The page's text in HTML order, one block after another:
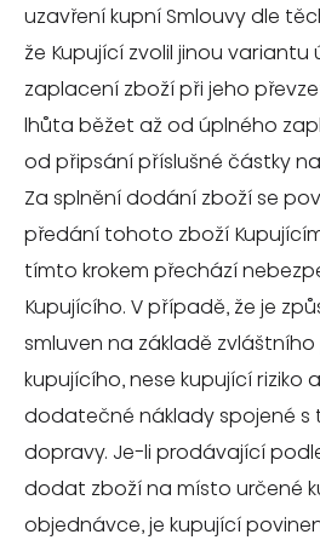
uzavření kupní Smlouvy dle
že Kupující zvolil jinou variantu
zaplacení zboží při jeho
lhůta běžet až od úplného
od připsání příslušné částky
Za splnění dodání zboží se
předání tohoto zboží
tímto krokem přechází
Kupujícího. V případě, že je
smluven na základě
kupujícího, nese kupující riziko
dodatečné náklady spojené s
dopravy. Je-li prodávající
dodat zboží na místo určené
objednávce, je kupující